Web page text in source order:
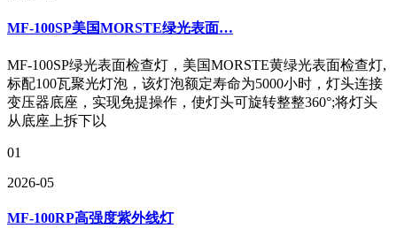
MF-100SP美国MORSTE绿光表面…
MF-100SP绿光表面检查灯，美国MORSTE黄绿光表面检查灯,
标配100瓦聚光灯泡，该灯泡额定寿命为5000小时，灯头连接
变压器底座，实现免提操作，使灯头可旋转整整360°;将灯头
从底座上拆下以
01
2026-05
MF-100RP高强度紫外线灯